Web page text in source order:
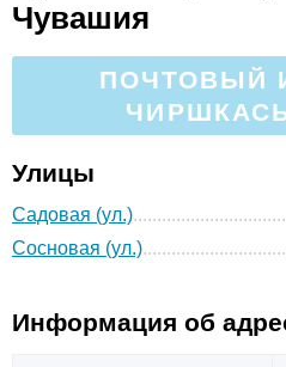
Чувашия
ПОЧТОВЫЙ
Улицы
Садовая (ул.)
Сосновая (ул.)
Информация об